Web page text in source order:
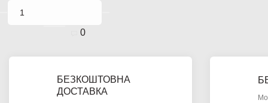
0
БЕЗКОШТОВНА
ДОСТАВКА